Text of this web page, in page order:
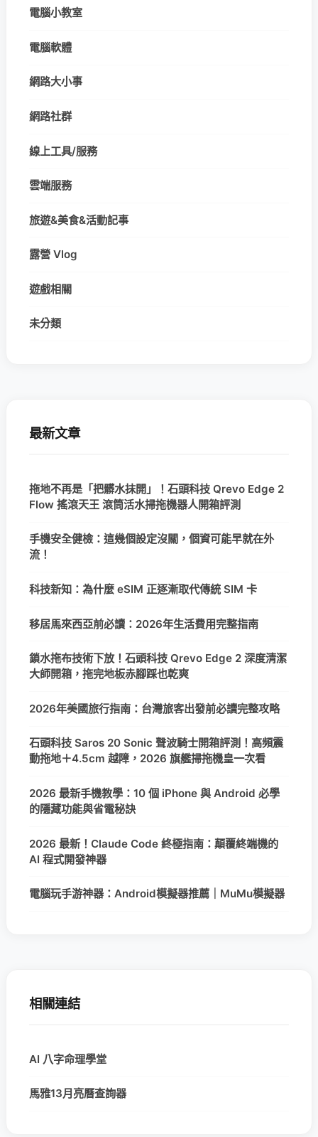
電腦小教室
電腦軟體
網路大小事
網路社群
線上工具/服務
雲端服務
旅遊&美食&活動記事
露營 Vlog
遊戲相關
未分類
最新文章
拖地不再是「把髒水抹開」！石頭科技 Qrevo Edge 2
Flow 搖滾天王 滾筒活水掃拖機器人開箱評測
手機安全健檢：這幾個設定沒關，個資可能早就在外
流！
科技新知：為什麼 eSIM 正逐漸取代傳統 SIM 卡
移居馬來西亞前必讀：2026年生活費用完整指南
鎖水拖布技術下放！石頭科技 Qrevo Edge 2 深度清潔
大師開箱，拖完地板赤腳踩也乾爽
2026年美國旅行指南：台灣旅客出發前必讀完整攻略
石頭科技 Saros 20 Sonic 聲波騎士開箱評測！高頻震
動拖地＋4.5cm 越障，2026 旗艦掃拖機皇一次看
2026 最新手機教學：10 個 iPhone 與 Android 必學
的隱藏功能與省電秘訣
2026 最新！Claude Code 終極指南：顛覆終端機的
AI 程式開發神器
電腦玩手游神器：Android模擬器推薦｜MuMu模擬器
相關連結
AI 八字命理學堂
馬雅13月亮曆查詢器